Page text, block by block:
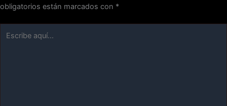
obligatorios están marcados con *
aquí...